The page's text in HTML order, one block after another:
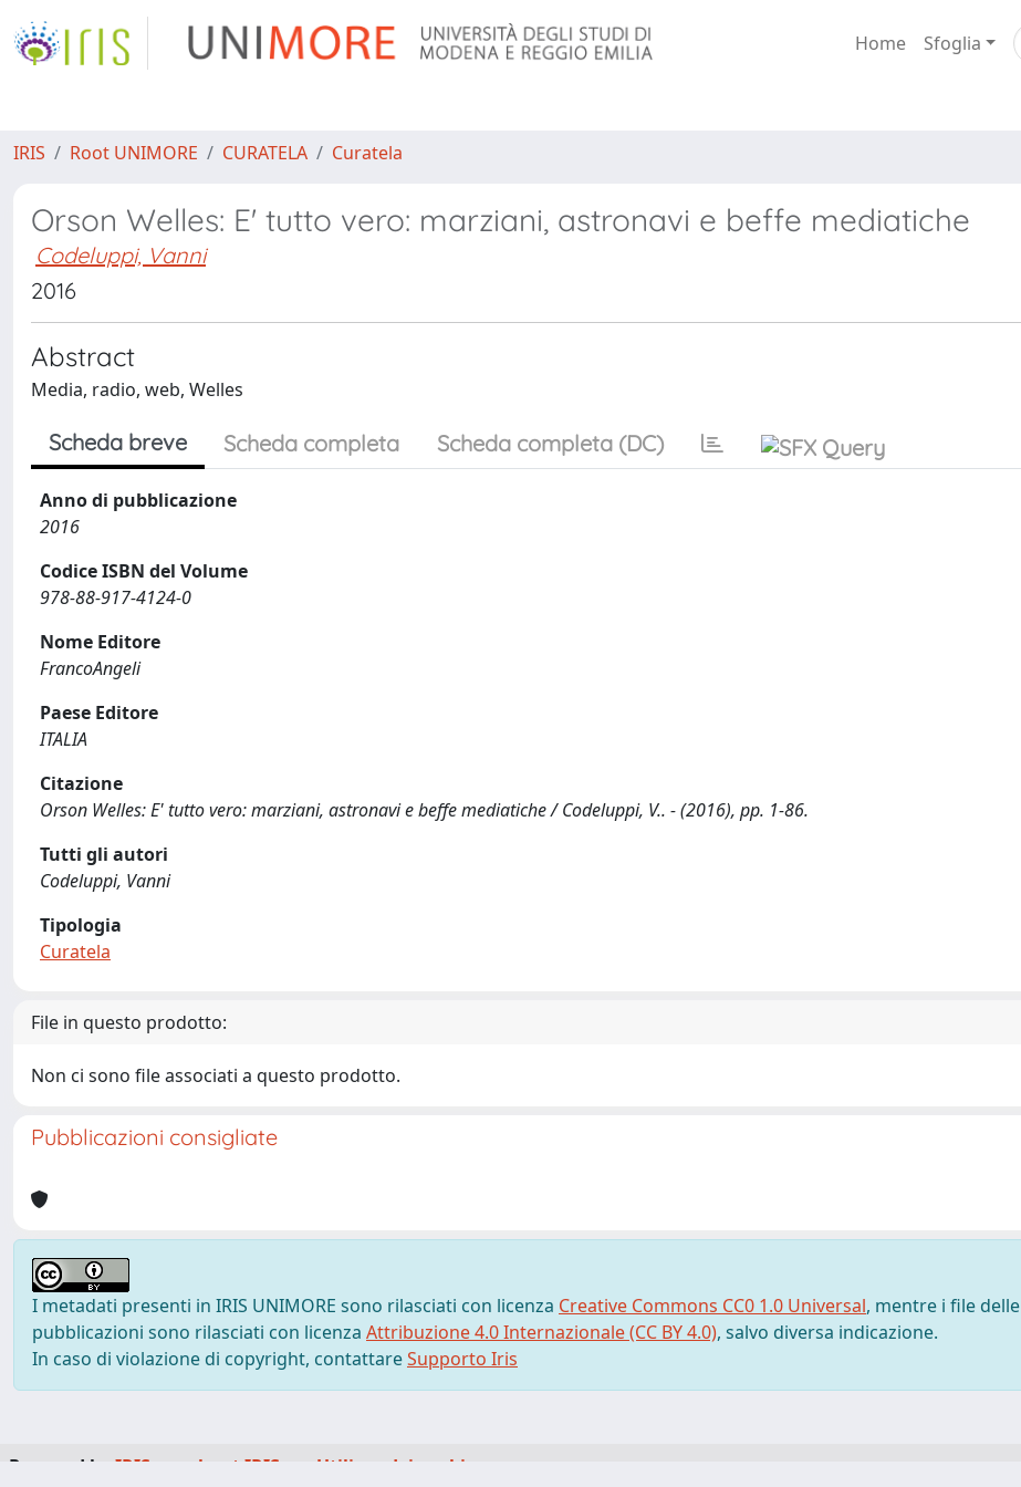
Home Sfoglia
IRIS Root UNIMORE CURATELA Curatela
Orson Welles: E' tutto vero: marziani, astronavi e beffe mediatiche
Codeluppi, Vanni
2016
Abstract
Media, radio, web, Welles
Scheda breve Scheda completa Scheda completa (DC)
Anno di pubblicazione
2016
Codice ISBN del Volume
978-88-917-4124-0
Nome Editore
FrancoAngeli
Paese Editore
ITALIA
Citazione
Orson Welles: E' tutto vero: marziani, astronavi e beffe mediatiche / Codeluppi, V.. - (2016), pp. 1-86.
Tutti gli autori
Codeluppi, Vanni
Tipologia
Curatela
File in questo prodotto:
Non ci sono file associati a questo prodotto.
Pubblicazioni consigliate
I metadati presenti in IRIS UNIMORE sono rilasciati con licenza Creative Commons CC0 1.0 Universal, mentre i file delle
pubblicazioni sono rilasciati con licenza Attribuzione 4.0 Internazionale (CC BY 4.0), salvo diversa indicazione.
In caso di violazione di copyright, contattareSupporto Iris
Powered by IRIS about IRIS Utilizzo dei cookie